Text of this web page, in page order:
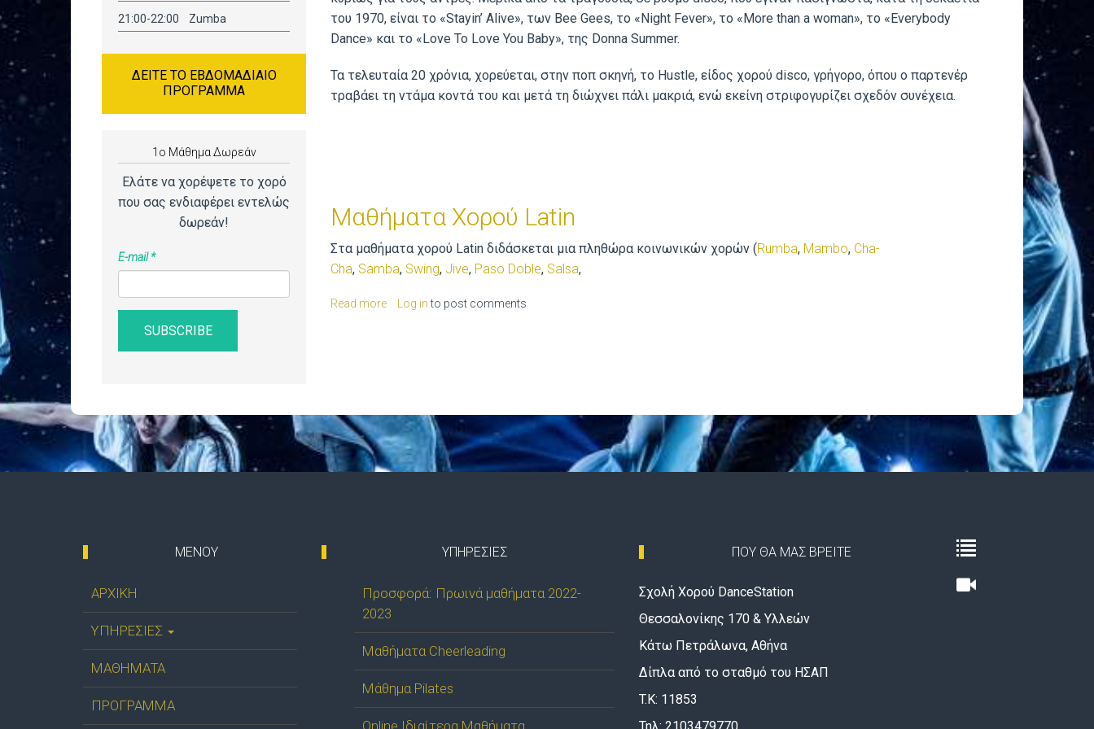
21:00-22:00 Zumba
ΔΕΊΤΕ ΤΟ ΕΒΔΟΜΑΔΙΑΊΟ
ΠΡΌΓΡΑΜΜΑ
1o Μάθημα Δωρεάν
Ελάτε να χορέψετε το χορό
που σας ενδιαφέρει εντελώς
δωρεάν!
E-mail*
SUBSCRIBE
του 1970, είναι το «Stayin’ Αlive», των Bee Gees, το «Night Fever», το «More than a woman», το «Everybody
Dance» και το «Love To Love You Baby», της Donna Summer.
Τα τελευταία 20 χρόνια, χορεύεται, στην ποπ σκηνή, τo Hustle, είδος χορού disco, γρήγορο, όπου ο παρτενέρ
τραβάει τη ντάμα κοντά του και μετά τη διώχνει πάλι μακριά, ενώ εκείνη στριφογυρίζει σχεδόν συνέχεια.
Μαθήματα Χορού Latin
Στα μαθήματα χορού Latin διδάσκεται μια πληθώρα κοινωνικών χορών (Rumba, Mambo, Cha-
Cha, Samba, Swing, Jive, Paso Doble, Salsa,
Read more about
Log into post comments
ΜΕΝΟΥ
ΑΡΧΙΚΗ
ΥΠΗΡΕΣΙΕΣ
ΜΑΘΗΜΑΤΑ
ΠΡΟΓΡΑΜΜΑ
ΥΠΗΡΕΣΊΕΣ
Προσφορά: Πρωινά μαθήματα 2022-
2023
Μαθήματα Cheerleading
Μάθημα Pilates
Online Ιδιαίτερα Μαθήματα
ΠΟΥ ΘΑ ΜΑΣ ΒΡΕΙΤΕ
Σχολή Χορού DanceStation
Θεσσαλονίκης 170 & Υλλεών
Κάτω Πετράλωνα, Αθήνα
Δίπλα από το σταθμό του ΗΣΑΠ
T.K: 11853